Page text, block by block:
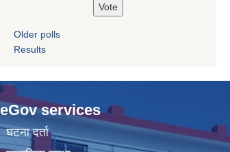
Older polls
Results
eGov services
घटना दर्ता